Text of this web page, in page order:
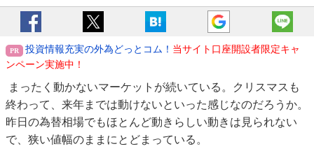
投資情報充実の外為どっとコム！ 当サイト口座開設者限定キャ
ンペーン実施中！
まったく動かないマーケットが続いている。クリスマスも
終わって、来年までは動けないといった感じなのだろうか。
昨日の為替相場でもほとんど動きらしい動きは見られない
で、狭い値幅のままにとどまっている。